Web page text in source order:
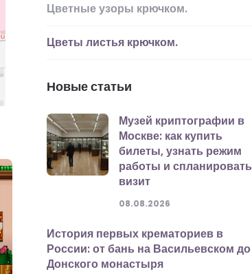
Цветные узоры крючком.
Цветы листья крючком.
Новые статьи
Музей криптографии в
Москве: как купить
билеты, узнать режим
работы и спланировать
визит
08.08.2026
История первых крематориев в
России: от бань на Васильевском до
Донского монастыря